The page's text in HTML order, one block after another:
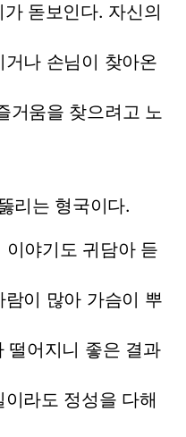
돋보인다. 자신의
나 손님이 찾아온
거움을 찾으려고 노
리는 형국이다.
야기도 귀담아 듣
이 많아 가슴이 뿌
떨어지니 좋은 결과
라도 정성을 다해